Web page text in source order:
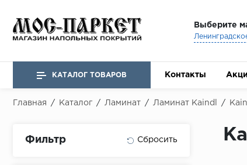
Выберите
КАТАЛОГ ТОВАРОВ Контакты
Главная / Каталог / Ламинат / Ламинат Kaindl /
Фильтр